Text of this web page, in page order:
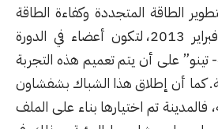
الطاقة المتجددة وكفاءة الطاقة
(ADEREE) في13 فبراير 2013، لتكون أعضاء في الدورة
تينو” على أن يتم تعميم هذه التجربة
كما أن إطلاق هذا الشباك بشفشاون
تم اختيارها بناء على الملف